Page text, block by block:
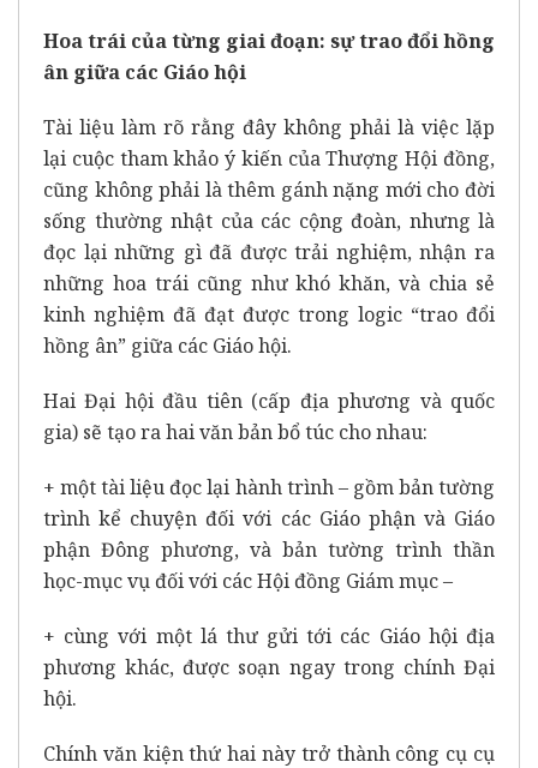
Hoa trái của từng giai đoạn: sự trao đổi hồng
ân giữa các Giáo hội
Tài liệu làm rõ rằng đây không phải là việc lặp
lại cuộc tham khảo ý kiến của Thượng Hội đồng,
cũng không phải là thêm gánh nặng mới cho đời
sống thường nhật của các cộng đoàn, nhưng là
đọc lại những gì đã được trải nghiệm, nhận ra
những hoa trái cũng như khó khăn, và chia sẻ
kinh nghiệm đã đạt được trong logic “trao đổi
hồng ân” giữa các Giáo hội.
Hai Đại hội đầu tiên (cấp địa phương và quốc
gia) sẽ tạo ra hai văn bản bổ túc cho nhau:
+ một tài liệu đọc lại hành trình – gồm bản tường
trình kể chuyện đối với các Giáo phận và Giáo
phận Đông phương, và bản tường trình thần
học-mục vụ đối với các Hội đồng Giám mục –
+ cùng với một lá thư gửi tới các Giáo hội địa
phương khác, được soạn ngay trong chính Đại
hội.
Chính văn kiện thứ hai này trở thành công cụ cụ